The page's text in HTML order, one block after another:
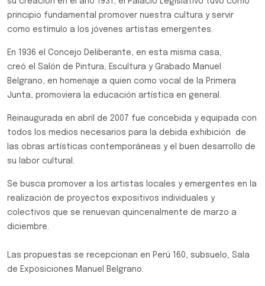
principio fundamental promover nuestra cultura y servir
como estímulo a los jóvenes artistas emergentes.
En 1936 el Concejo Deliberante, en esta misma casa,
creó el Salón de Pintura, Escultura y Grabado Manuel
Belgrano, en homenaje a quien como vocal de la Primera
Junta, promoviera la educación artística en general.
Reinaugurada en abril de 2007 fue concebida y equipada con
todos los medios necesarios para la debida exhibición de
las obras artísticas contemporáneas y el buen desarrollo de
su labor cultural.
Se busca promover a los artistas locales y emergentes en la
realización de proyectos expositivos individuales y
colectivos que se renuevan quincenalmente de marzo a
diciembre.
Las propuestas se recepcionan en Perú 160, subsuelo, Sala
de Exposiciones Manuel Belgrano.